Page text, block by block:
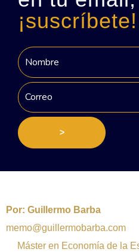
¡suscríbete!
>
Por: Guillermo Barba
memo@guillermobarba.com
Máster en Economía de la